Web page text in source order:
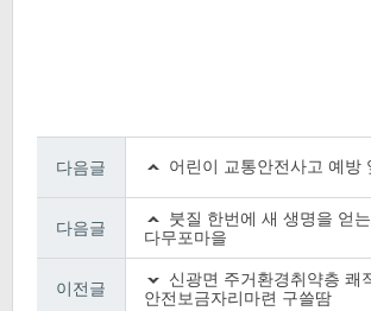
다음글 어린이 교통안전사고 예방
다음글
붓질 한번에 새 생명을 얻
다무포마을
이전글
신광면 주거환경취약층 쾌
안전보금자리마련 구쓸땀